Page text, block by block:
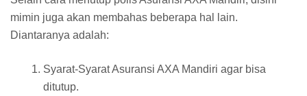
mimin juga akan membahas beberapa hal lain.
Diantaranya adalah:
Syarat-Syarat Asuransi AXA Mandiri agar bisa
ditutup.